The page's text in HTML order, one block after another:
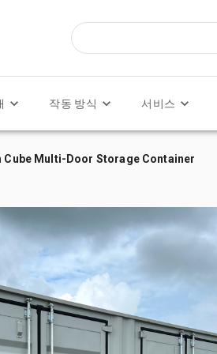
작동 방식 서비스
Cube Multi-Door Storage Container